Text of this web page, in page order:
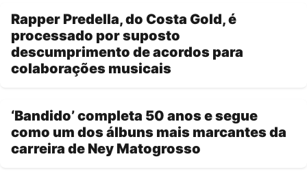
Rapper Predella, do Costa Gold, é
processado por suposto
descumprimento de acordos para
colaborações musicais
‘Bandido’ completa 50 anos e segue
como um dos álbuns mais marcantes da
carreira de Ney Matogrosso